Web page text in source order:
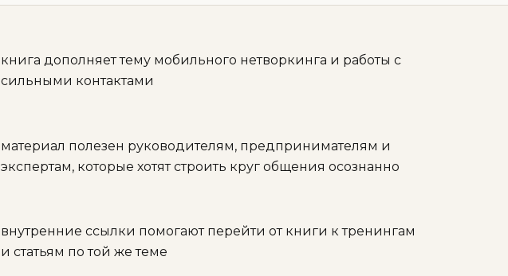
книга дополняет тему мобильного нетворкинга и работы с
сильными контактами
материал полезен руководителям, предпринимателям и
экспертам, которые хотят строить круг общения осознанно
внутренние ссылки помогают перейти от книги к тренингам
и статьям по той же теме